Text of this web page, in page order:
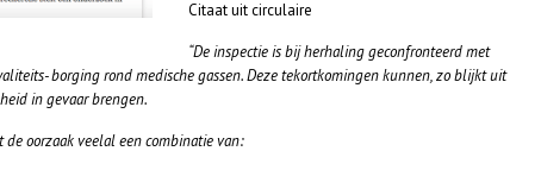
Citaat uit circulaire
“De inspectie is bij herhaling geconfronteerd met
borging rond medische gassen. Deze tekortkomingen kunnen, zo blijkt uit
in gevaar brengen.
oorzaak veelal een combinatie van: